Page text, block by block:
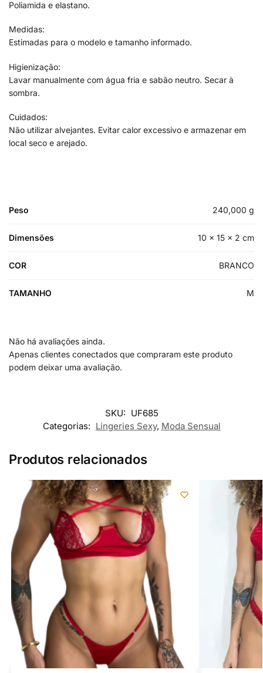
Poliamida e elastano.
Medidas:
Estimadas para o modelo e tamanho informado.
Higienização:
Lavar manualmente com água fria e sabão neutro. Secar à
sombra.
Cuidados:
Não utilizar alvejantes. Evitar calor excessivo e armazenar em
local seco e arejado.
Peso 240,000 g
Dimensões 10 × 15 × 2 cm
COR BRANCO
TAMANHO M
Não há avaliações ainda.
Apenas clientes conectados que compraram este produto
podem deixar uma avaliação.
SKU: UF685
Categorias: Lingeries Sexy, Moda Sensual
Produtos relacionados